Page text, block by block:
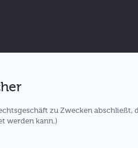
zu Zwecken
werden kann.)